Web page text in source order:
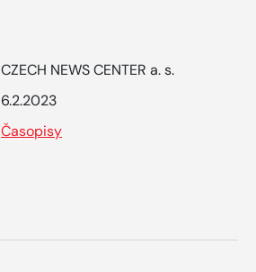
CZECH NEWS CENTER a. s.
6.2.2023
Časopisy